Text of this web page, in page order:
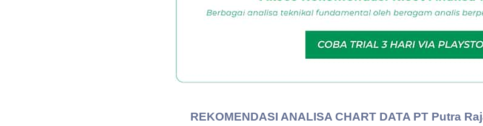
REKOMENDASI ANALISA CHART DATA PT Putra